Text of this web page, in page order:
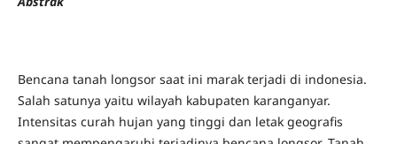
Bencana tanah longsor saat ini marak terjadi di indonesia.
Salah satunya yaitu wilayah kabupaten karanganyar.
Intensitas curah hujan yang tinggi dan letak geografis